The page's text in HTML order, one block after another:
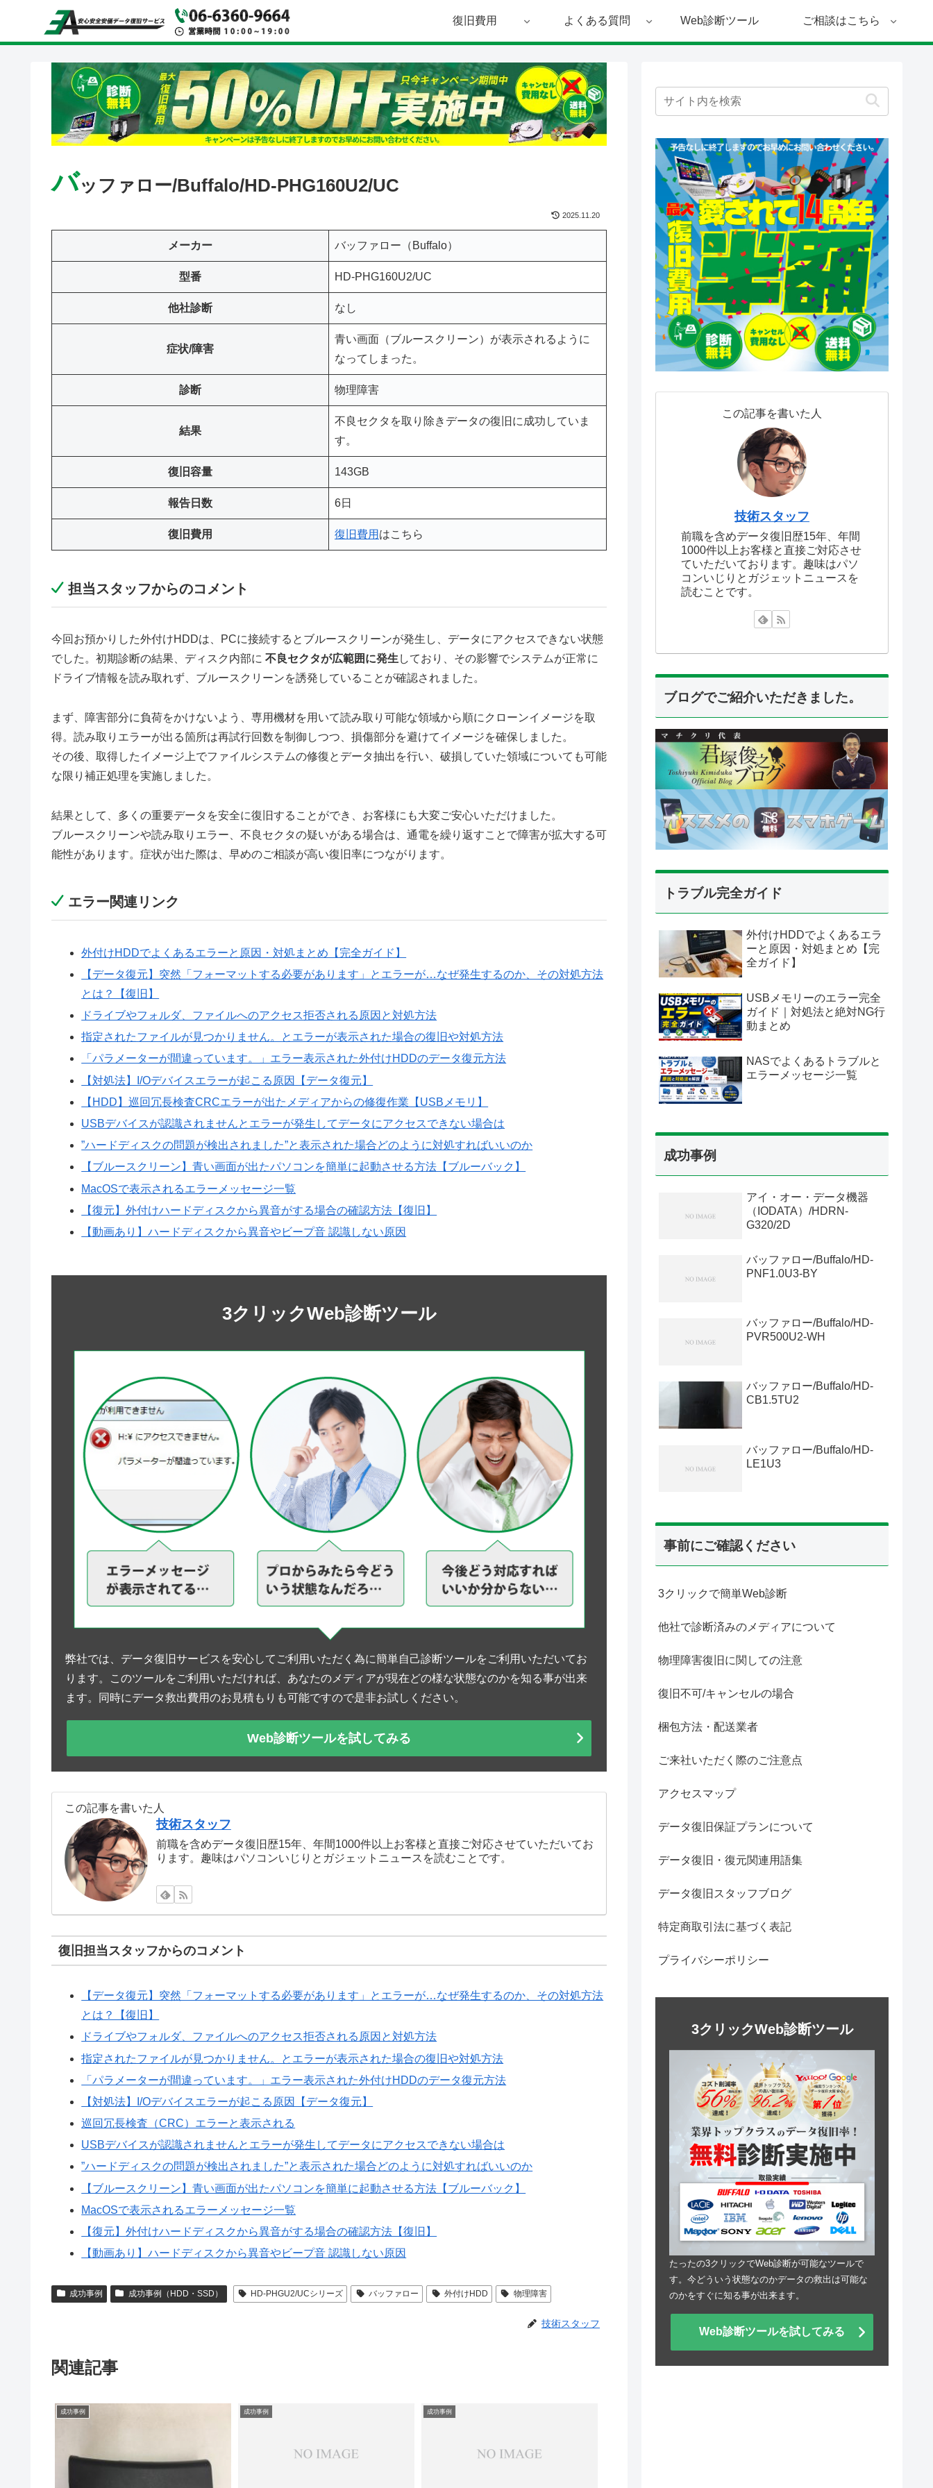
復旧費用 よくある質問 Web診断ツール ご相談はこちら
バッファロー/Buffalo/HD-PHG160U2/UC
2025.11.20
メーカー バッファロー（Buffalo）
型番 HD-PHG160U2/UC
他社診断 なし
症状/障害
青い画面（ブルースクリーン）が表示されるように
なってしまった。
診断 物理障害
結果
不良セクタを取り除きデータの復旧に成功していま
す。
復旧容量 143GB
報告日数 6日
復旧費用 復旧費用 はこちら
担当スタッフからのコメント
今回お預かりした外付けHDDは、PCに接続するとブルースクリーンが発生し、データにアクセスできない状態
でした。初期診断の結果、ディスク内部に 不良セクタが広範囲に発生 しており、その影響でシステムが正常に
ドライブ情報を読み取れず、ブルースクリーンを誘発していることが確認されました。
まず、障害部分に負荷をかけないよう、専用機材を用いて読み取り可能な領域から順にクローンイメージを取
得。読み取りエラーが出る箇所は再試行回数を制御しつつ、損傷部分を避けてイメージを確保しました。
その後、取得したイメージ上でファイルシステムの修復とデータ抽出を行い、破損していた領域についても可能
な限り補正処理を実施しました。
結果として、多くの重要データを安全に復旧することができ、お客様にも大変ご安心いただけました。
ブルースクリーンや読み取りエラー、不良セクタの疑いがある場合は、通電を繰り返すことで障害が拡大する可
能性があります。症状が出た際は、早めのご相談が高い復旧率につながります。
エラー関連リンク
外付けHDDでよくあるエラーと原因・対処まとめ【完全ガイド】
【データ復元】突然「フォーマットする必要があります」とエラーが…なぜ発生するのか、その対処方法
とは？【復旧】
ドライブやフォルダ、ファイルへのアクセス拒否される原因と対処方法
指定されたファイルが見つかりません。とエラーが表示された場合の復旧や対処方法
「パラメーターが間違っています。」エラー表示された外付けHDDのデータ復元方法
【対処法】I/Oデバイスエラーが起こる原因【データ復元】
【HDD】巡回冗長検査CRCエラーが出たメディアからの修復作業【USBメモリ】
USBデバイスが認識されませんとエラーが発生してデータにアクセスできない場合は
”ハードディスクの問題が検出されました”と表示された場合どのように対処すればいいのか
【ブルースクリーン】青い画面が出たパソコンを簡単に起動させる方法【ブルーバック】
MacOSで表示されるエラーメッセージ一覧
【復元】外付けハードディスクから異音がする場合の確認方法【復旧】
【動画あり】ハードディスクから異音やビープ音 認識しない原因
3クリックWeb診断ツール
弊社では、データ復旧サービスを安心してご利用いただく為に簡単自己診断ツールをご利用いただいてお
ります。このツールをご利用いただければ、あなたのメディアが現在どの様な状態なのかを知る事が出来
ます。同時にデータ救出費用のお見積もりも可能ですので是非お試しください。
Web診断ツールを試してみる
この記事を書いた人
技術スタッフ
前職を含めデータ復旧歴15年、年間1000件以上お客様と直接ご対応させていただいてお
ります。趣味はパソコンいじりとガジェットニュースを読むことです。
復旧担当スタッフからのコメント
【データ復元】突然「フォーマットする必要があります」とエラーが…なぜ発生するのか、その対処方法
とは？【復旧】
ドライブやフォルダ、ファイルへのアクセス拒否される原因と対処方法
指定されたファイルが見つかりません。とエラーが表示された場合の復旧や対処方法
「パラメーターが間違っています。」エラー表示された外付けHDDのデータ復元方法
【対処法】I/Oデバイスエラーが起こる原因【データ復元】
巡回冗長検査（CRC）エラーと表示される
USBデバイスが認識されませんとエラーが発生してデータにアクセスできない場合は
”ハードディスクの問題が検出されました”と表示された場合どのように対処すればいいのか
【ブルースクリーン】青い画面が出たパソコンを簡単に起動させる方法【ブルーバック】
MacOSで表示されるエラーメッセージ一覧
【復元】外付けハードディスクから異音がする場合の確認方法【復旧】
【動画あり】ハードディスクから異音やビープ音 認識しない原因
成功事例 成功事例（HDD・SSD） HD-PHGU2/UCシリーズ バッファロー 外付けHDD 物理障害
技術スタッフ
関連記事
成功事例 成功事例 成功事例
この記事を書いた人
技術スタッフ
前職を含めデータ復旧歴15年、年間
1000件以上お客様と直接ご対応させ
ていただいております。趣味はパソ
コンいじりとガジェットニュースを
読むことです。
ブログでご紹介いただきました。
トラブル完全ガイド
外付けHDDでよくあるエラ
ーと原因・対処まとめ【完
全ガイド】
USBメモリーのエラー完全
ガイド｜対処法と絶対NG行
動まとめ
NASでよくあるトラブルと
エラーメッセージ一覧
成功事例
アイ・オー・データ機器
（IODATA）/HDRN-
G320/2D
バッファロー/Buffalo/HD-
PNF1.0U3-BY
バッファロー/Buffalo/HD-
PVR500U2-WH
バッファロー/Buffalo/HD-
CB1.5TU2
バッファロー/Buffalo/HD-
LE1U3
事前にご確認ください
3クリックで簡単Web診断
他社で診断済みのメディアについて
物理障害復旧に関しての注意
復旧不可/キャンセルの場合
梱包方法・配送業者
ご来社いただく際のご注意点
アクセスマップ
データ復旧保証プランについて
データ復旧・復元関連用語集
データ復旧スタッフブログ
特定商取引法に基づく表記
プライバシーポリシー
3クリックWeb診断ツール
たったの3クリックでWeb診断が可能なツールで
す。今どういう状態なのかデータの救出は可能な
のかをすぐに知る事が出来ます。
Web診断ツールを試してみる